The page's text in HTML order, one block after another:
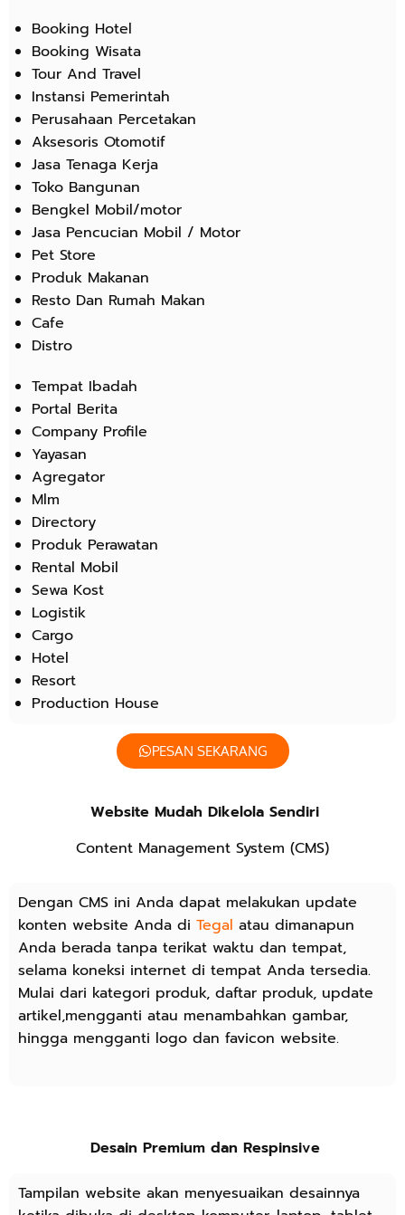
Booking Hotel
Booking Wisata
Tour And Travel
Instansi Pemerintah
Perusahaan Percetakan
Aksesoris Otomotif
Jasa Tenaga Kerja
Toko Bangunan
Bengkel Mobil/motor
Jasa Pencucian Mobil / Motor
Pet Store
Produk Makanan
Resto Dan Rumah Makan
Cafe
Distro
Tempat Ibadah
Portal Berita
Company Profile
Yayasan
Agregator
Mlm
Directory
Produk Perawatan
Rental Mobil
Sewa Kost
Logistik
Cargo
Hotel
Resort
Production House
PESAN SEKARANG
Website Mudah Dikelola Sendiri
Content Management System (CMS)
Dengan CMS ini Anda dapat melakukan update
konten website Anda di Tegal atau dimanapun
Anda berada tanpa terikat waktu dan tempat,
selama koneksi internet di tempat Anda tersedia.
Mulai dari kategori produk, daftar produk, update
artikel,mengganti atau menambahkan gambar,
hingga mengganti logo dan favicon website.
Desain Premium dan Respinsive
Tampilan website akan menyesuaikan desainnya